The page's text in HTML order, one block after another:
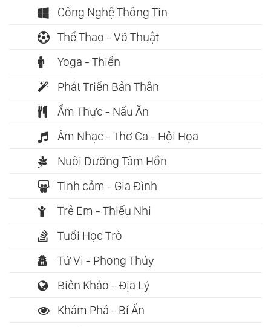
Công Nghệ Thông Tin
Thể Thao - Võ Thuật
Yoga - Thiền
Phát Triển Bản Thân
Ẩm Thực - Nấu Ăn
Âm Nhạc - Thơ Ca - Hội Họa
Nuôi Dưỡng Tâm Hồn
Tình cảm - Gia Đình
Trẻ Em - Thiếu Nhi
Tuổi Học Trò
Tử Vi - Phong Thủy
Biên Khảo - Địa Lý
Khám Phá - Bí Ẩn